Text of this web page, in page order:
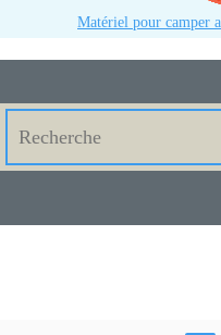
Matériel pour camper